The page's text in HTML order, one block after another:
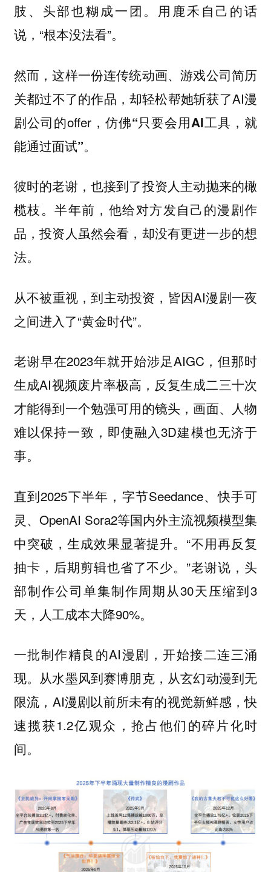
肢、头部也糊成一团。用鹿禾自己的话
说，“根本没法看”。
然而，这样一份连传统动画、游戏公司简历
关都过不了的作品，却轻松帮她斩获了AI漫
剧公司的offer，仿佛“只要会用AI工具，就
能通过面试”。
彼时的老谢，也接到了投资人主动抛来的橄
榄枝。半年前，他给对方发自己的漫剧作
品，投资人虽然会看，却没有更进一步的想
法。
从不被重视，到主动投资，皆因AI漫剧一夜
之间进入了“黄金时代”。
老谢早在2023年就开始涉足AIGC，但那时
生成AI视频废片率极高，反复生成二三十次
才能得到一个勉强可用的镜头，画面、人物
难以保持一致，即使融入3D建模也无济于
事。
直到2025下半年，字节Seedance、快手可
灵、OpenAI Sora2等国内外主流视频模型集
中突破，生成效果显著提升。“不用再反复
抽卡，后期剪辑也省了不少。”老谢说，头
部制作公司单集制作周期从30天压缩到3
天，人工成本大降90%。
一批制作精良的AI漫剧，开始接二连三涌
现。从水墨风到赛博朋克，从玄幻动漫到无
限流，AI漫剧以前所未有的视觉新鲜感，快
速揽获1.2亿观众，抢占他们的碎片化时
间。